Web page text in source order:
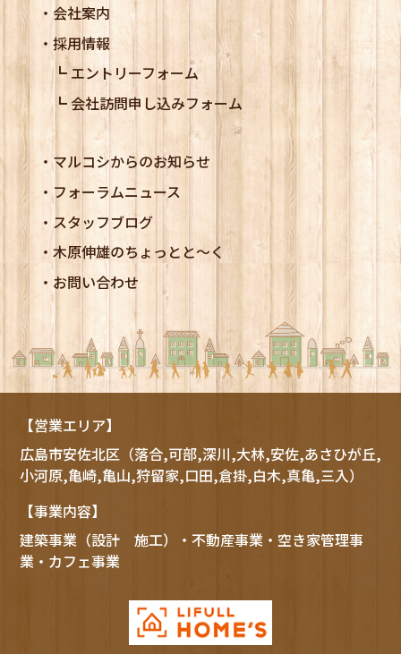
会社案内
採用情報
エントリーフォーム
会社訪問申し込みフォーム
マルコシからのお知らせ
フォーラムニュース
スタッフブログ
木原伸雄のちょっとと～く
お問い合わせ
【営業エリア】
広島市安佐北区（落合,可部,深川,大林,安佐,あさひが丘,
小河原,亀崎,亀山,狩留家,口田,倉掛,白木,真亀,三入）
【事業内容】
建築事業（設計 施工）・不動産事業・空き家管理事
業・カフェ事業